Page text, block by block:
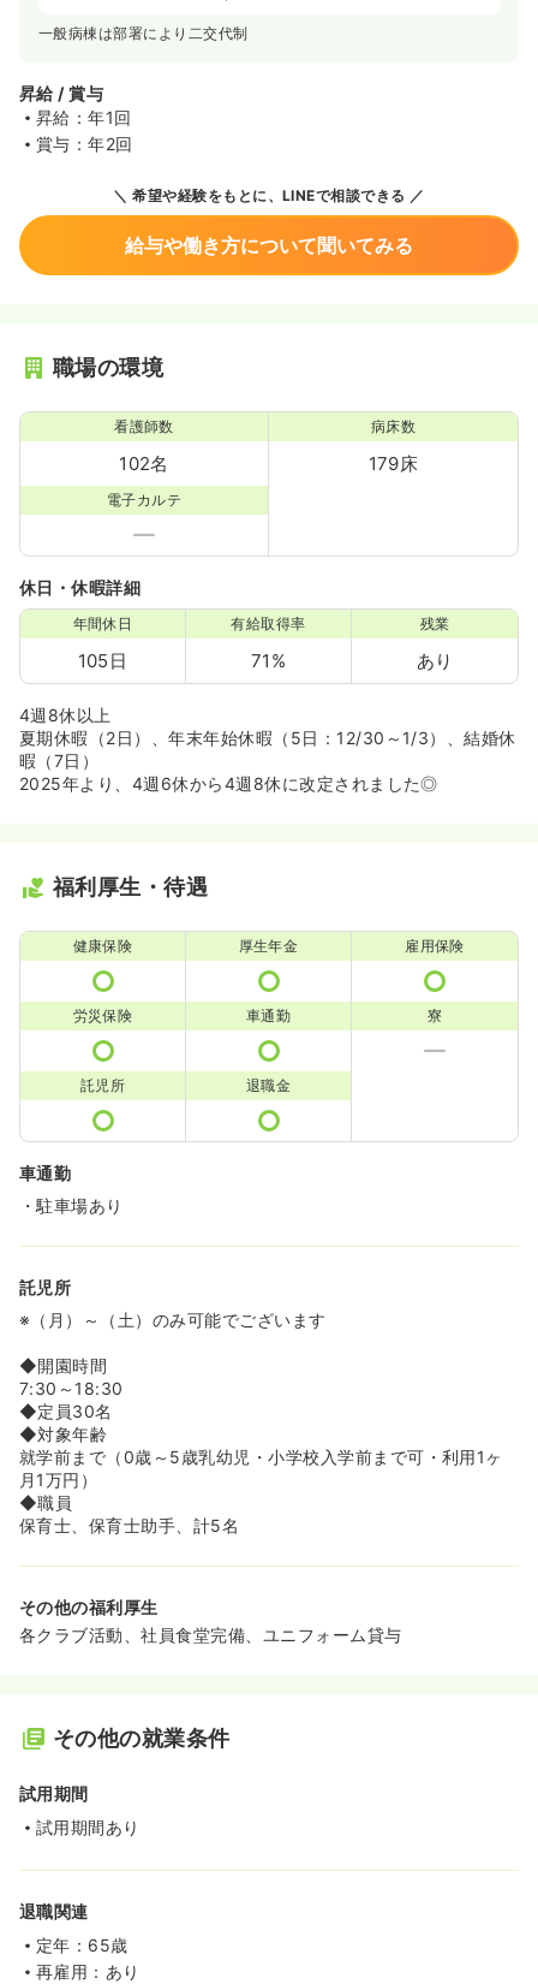
一般病棟は部署により二交代制
昇給 / 賞与
昇給：年1回
賞与：年2回
希望や経験をもとに、LINEで相談できる
給与や働き方について聞いてみる
職場の環境
看護師数
102名
病床数
179床
電子カルテ
休日・休暇詳細
年間休日
105日
有給取得率
71%
残業
あり
4週8休以上
夏期休暇（2日）、年末年始休暇（5日：12/30～1/3）、結婚休
暇（7日）
2025年より、4週6休から4週8休に改定されました◎
福利厚生・待遇
健康保険 厚生年金 雇用保険
労災保険 車通勤 寮
託児所 退職金
車通勤
・駐車場あり
託児所
※（月）～（土）のみ可能でございます
◆開園時間
7:30～18:30
◆定員30名
◆対象年齢
就学前まで（0歳～5歳乳幼児・小学校入学前まで可・利用1ヶ
月1万円）
◆職員
保育士、保育士助手、計5名
その他の福利厚生
各クラブ活動、社員食堂完備、ユニフォーム貸与
その他の就業条件
試用期間
試用期間あり
退職関連
定年：65歳
再雇用：あり